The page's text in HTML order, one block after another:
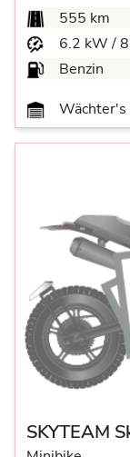
555 km
6.2 kW /
Benzin
Wächter's
SKYTEAM